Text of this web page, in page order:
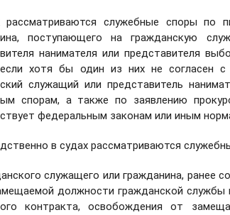
рассматриваются служебные споры по
поступающего на гражданскую
нанимателя или представителя
если хотя бы один из них не согласен
служащий или представитель
спорам, а также по заявлению
федеральным законам или иным
в судах рассматриваются
служащего или гражданина, ранее
должности гражданской службы
контракта, освобождения от